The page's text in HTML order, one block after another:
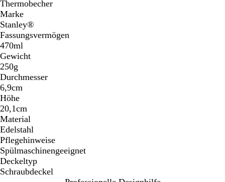
Thermobecher
Marke
Stanley®
Fassungsvermögen
470ml
Gewicht
250g
Durchmesser
6,9cm
Höhe
20,1cm
Material
Edelstahl
Pflegehinweise
Spülmaschinengeeignet
Deckeltyp
Schraubdeckel